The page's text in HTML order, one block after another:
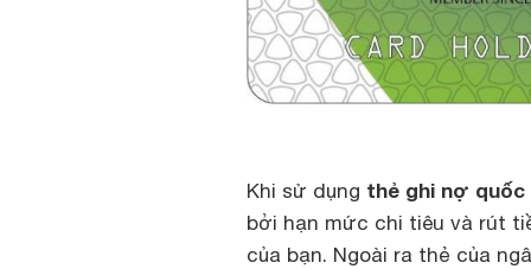
Khi sử dụng thẻ ghi nợ
bởi hạn mức chi tiêu và rút
của bạn. Ngoài ra thẻ của